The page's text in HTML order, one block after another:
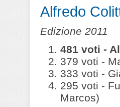
Alfredo
Edizione 2011
481 voti -
379 voti -
333 voti -
295 voti -
Marcos)